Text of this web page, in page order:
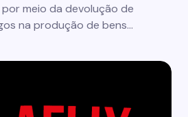
meio da devolução de
na produção de bens…